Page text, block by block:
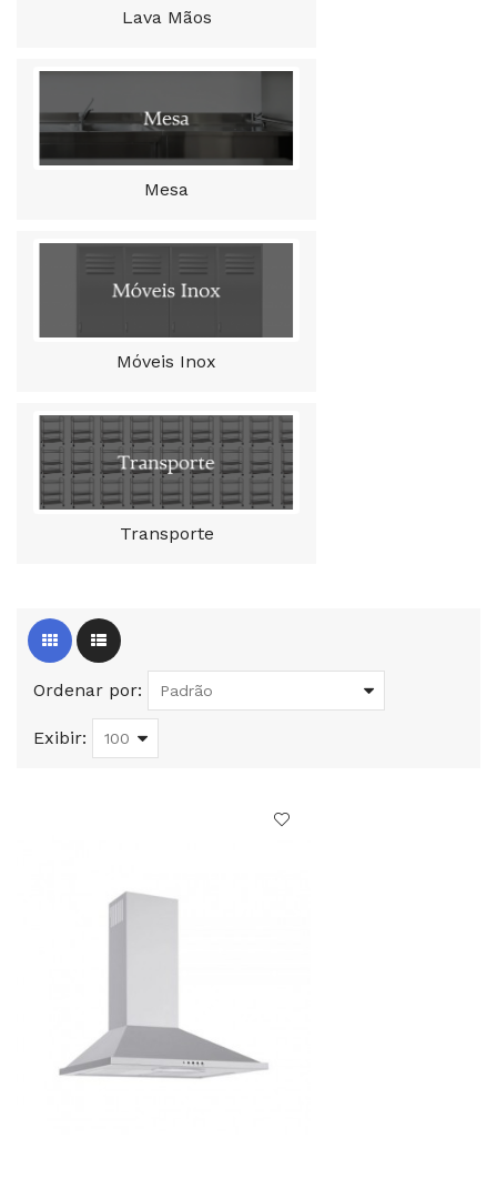
Lava Mãos
Mesa
Móveis Inox
Transporte
Ordenar por:
Exibir: